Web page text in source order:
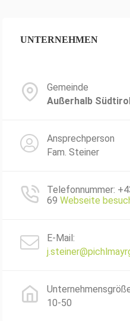
UNTERNEHMEN
Gemeinde
Außerhalb
Ansprechperson
Fam. Steiner
Telefonnummer:
69 Webseite
E-Mail:
10-50